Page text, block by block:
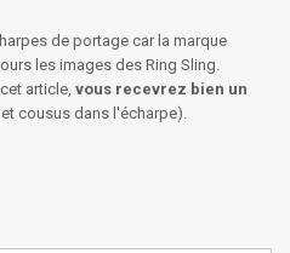
de portage car la marque
les images des Ring Sling.
article, vous recevrez bien un
cousus dans l'écharpe).